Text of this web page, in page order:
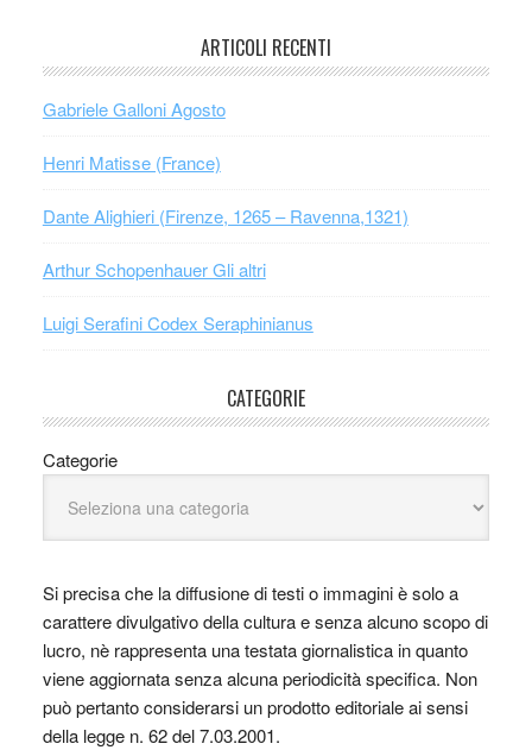
ARTICOLI RECENTI
Gabriele Galloni Agosto
Henri Matisse (France)
Dante Alighieri (Firenze, 1265 – Ravenna,1321)
Arthur Schopenhauer Gli altri
Luigi Serafini Codex Seraphinianus
CATEGORIE
Categorie
Si precisa che la diffusione di testi o immagini è solo a
carattere divulgativo della cultura e senza alcuno scopo di
lucro, nè rappresenta una testata giornalistica in quanto
viene aggiornata senza alcuna periodicità specifica. Non
può pertanto considerarsi un prodotto editoriale ai sensi
della legge n. 62 del 7.03.2001.